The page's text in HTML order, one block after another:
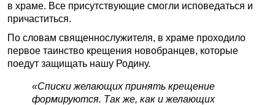
в храме. Все присутствующие смогли исповедаться и
причаститься.
По словам священнослужителя, в храме проходило
первое таинство крещения новобранцев, которые
поедут защищать нашу Родину.
«Списки желающих принять крещение
формируются. Так же, как и желающих